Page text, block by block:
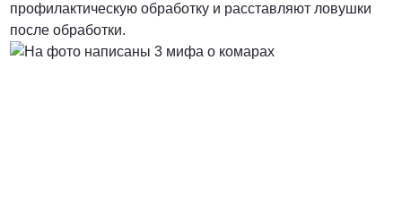
профилактическую обработку и расставляют ловушки
после обработки.